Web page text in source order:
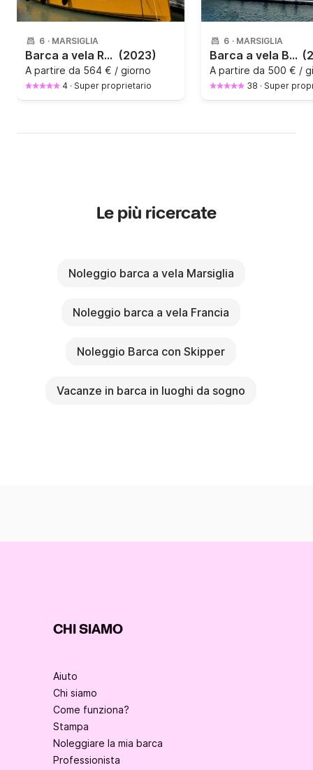
6 · MARSIGLIA
Barca a vela RM 1180 13.05m (2023)
A partire da 564 € / giorno
4 · Super proprietario
6 · MARSIGLIA
Barca a vela Beneteau Cyclade 39.3 11.97m
A partire da 500 € /
38 · Super
Le più ricercate
Noleggio barca a vela Marsiglia
Noleggio barca a vela Francia
Noleggio Barca con Skipper
Vacanze in barca in luoghi da sogno
CHI SIAMO
Aiuto
Chi siamo
Come funziona?
Stampa
Noleggiare la mia barca
Professionista